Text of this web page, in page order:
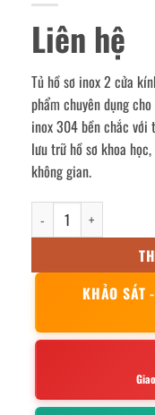
Liên hệ
Tủ hồ sơ inox 2 cửa
phẩm chuyên dụng
inox 304 bền chắc
lưu trữ hồ sơ khoa
không gian.
tủ hồ sơ inox 2 cửa
KHẢO SÁT